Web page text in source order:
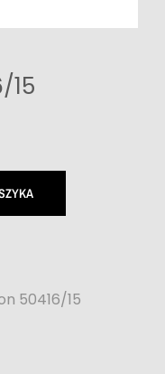
15
50416/15